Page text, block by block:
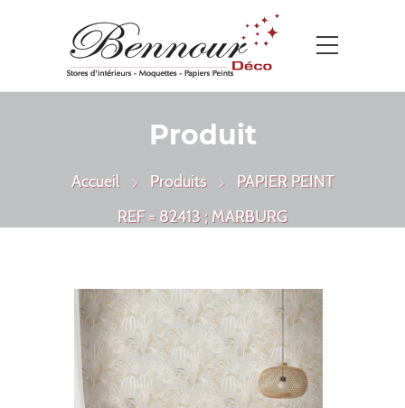
Produit
Accueil Produits
PAPIER PEINT
REF = 82413 ; MARBURG